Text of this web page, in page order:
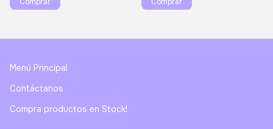
Menú Principal
Contáctanos
Compra productos en Stock!